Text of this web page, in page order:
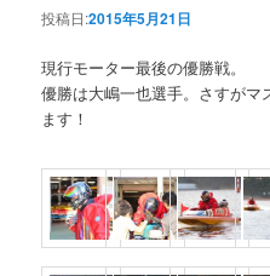
投稿日:2015年5月21日
現行モーター最後の優勝戦。
優勝は大嶋一也選手。さすが
ます！